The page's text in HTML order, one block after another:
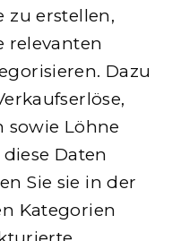
zu erstellen,
relevanten
Dazu
sowie Löhne
Daten
Sie sie in der
Kategorien